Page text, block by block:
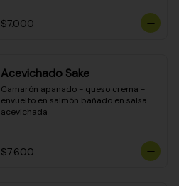
$7.000
Acevichado Sake
Camarón apanado - queso crema -
envuelto en salmón bañado en salsa
acevichada
$7.600